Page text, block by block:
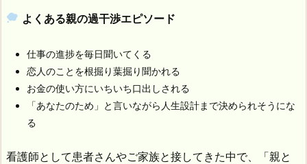
よくある親の過干渉エピソード
仕事の進捗を毎日聞いてくる
恋人のことを根掘り葉掘り聞かれる
お金の使い方にいちいち口出しされる
「あなたのため」と言いながら人生設計まで決められそうにな
る
看護師として患者さんやご家族と接してきた中で、「親と